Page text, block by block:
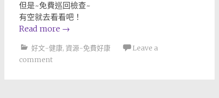
但是~免費巡回檢查~
有空就去看看吧！
Read more →
好文-健康, 資源-免費好康
Leave a
comment